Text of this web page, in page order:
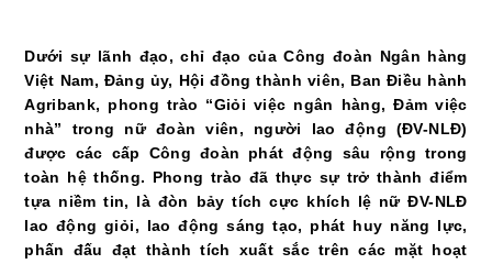
Dưới sự lãnh đạo, chỉ đạo của Công đoàn Ngân hàng
Việt Nam, Đảng ủy, Hội đồng thành viên, Ban Điều hành
Agribank, phong trào “Giỏi việc ngân hàng, Đảm việc
nhà” trong nữ đoàn viên, người lao động (ĐV-NLĐ)
được các cấp Công đoàn phát động sâu rộng trong
toàn hệ thống. Phong trào đã thực sự trở thành điểm
tựa niềm tin, là đòn bảy tích cực khích lệ nữ ĐV-NLĐ
lao động giỏi, lao động sáng tạo, phát huy năng lực,
phấn đấu đạt thành tích xuất sắc trên các mặt hoạt